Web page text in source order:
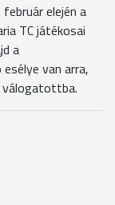
elején a
TC játékosai
a
van arra,
válogatottba.